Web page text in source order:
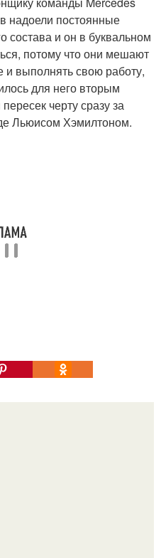
надоели постоянные
состава и он в буквальном
потому что они мешают
и выполнять свою работу,
для него вторым
черту сразу за
Льюисом Хэмилтоном.